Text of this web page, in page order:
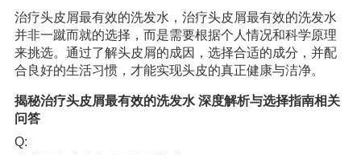
治疗头皮屑最有效的洗发水，治疗头皮屑最有效的洗发水
并非一蹴而就的选择，而是需要根据个人情况和科学原理
来挑选。通过了解头皮屑的成因，选择合适的成分，并配
合良好的生活习惯，才能实现头皮的真正健康与洁净。
揭秘治疗头皮屑最有效的洗发水 深度解析与选择指南相关
问答
Q: